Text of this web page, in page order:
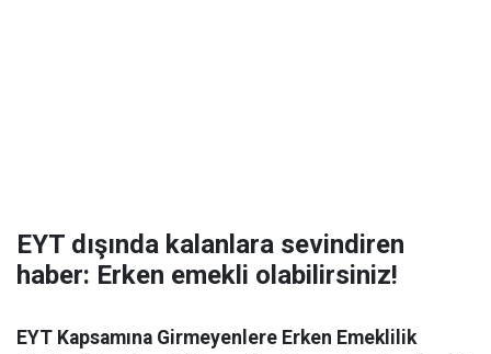
EYT dışında kalanlara sevindiren
haber: Erken emekli olabilirsiniz!
EYT Kapsamına Girmeyenlere Erken Emeklilik